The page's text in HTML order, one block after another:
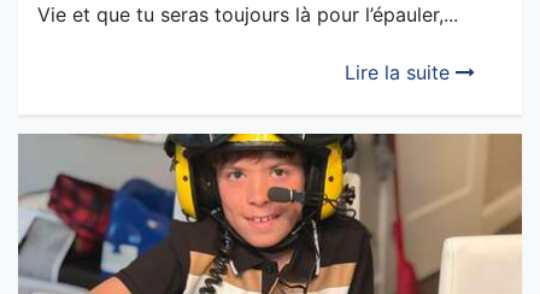
Prends par la main l’humain fragile que tu es et qui
comprendre qu’il doit cultiver la confiance en la
Vie et que tu seras toujours là pour l’épauler,...
Lire la suite